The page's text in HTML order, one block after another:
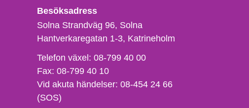
Besöksadress
Solna Strandväg 96, Solna
Hantverkaregatan 1-3 Katrineholm
Telefon,
fax
och
e-
Telefon växel:08-799 40 00
Fax:08-799 40 10
Vid akuta händelser:08-454 24 66
(SOS)